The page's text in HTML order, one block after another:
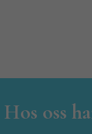
oss